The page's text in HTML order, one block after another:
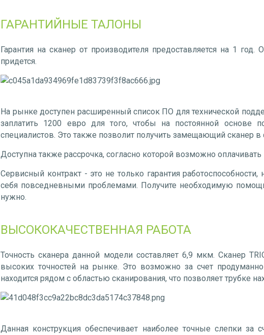
ГАРАНТИЙНЫЕ ТАЛОНЫ
Гарантия на сканер от производителя предоставляется на 1
придется.
На рынке доступен расширенный список ПО для технической
заплатить 1200 евро для того, чтобы на постоянной основе
специалистов. Это также позволит получить замещающий сканер
Доступна также рассрочка, согласно которой возможно
Сервисный контракт - это не только гарантия
себя повседневными проблемами. Получите необходимую помощь
нужно.
ВЫСОКОКАЧЕСТВЕННАЯ РАБОТА
Точность сканера данной модели составляет 6,9 мкм. Сканер
высоких точностей на рынке. Это возможно за счет
находится рядом с областью сканирования, что позволяет трубке
Данная конструкция обеспечивает наиболее точные слепки за